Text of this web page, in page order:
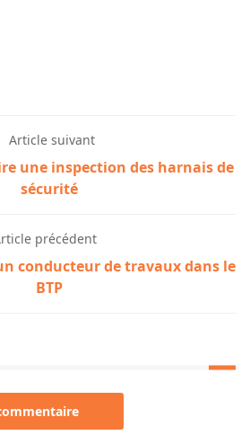
Article suivant
une inspection des harnais de
sécurité
précédent
conducteur de travaux dans le
BTP